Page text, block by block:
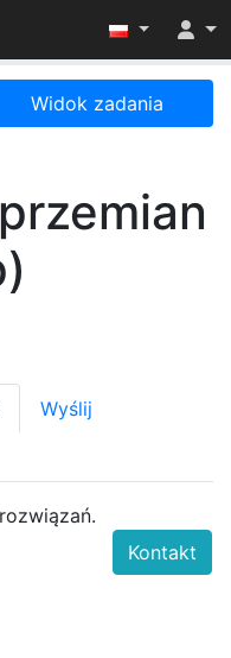
menu
Widok zadania
Wyślij
Kontakt